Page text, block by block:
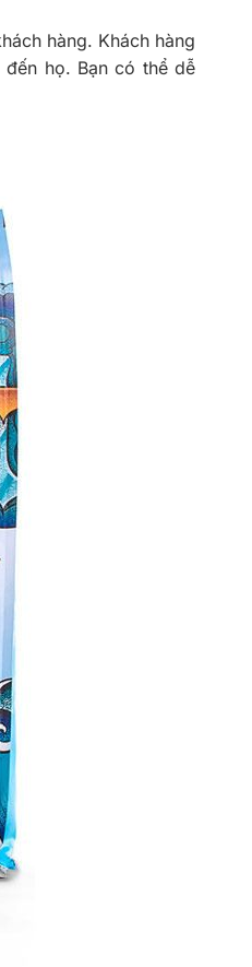
hàng. Khách hàng
họ. Bạn có thể dễ